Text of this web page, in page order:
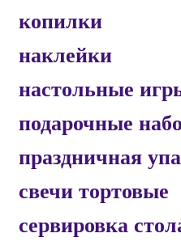
копилки
наклейки
настольные
подарочные
праздничная
свечи тортовые
сервировка